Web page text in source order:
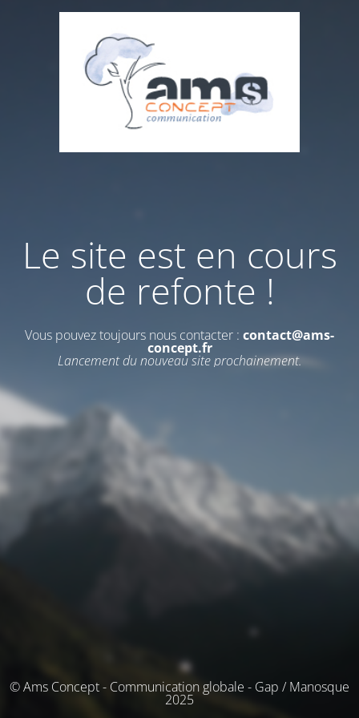
Le site est en cours
de refonte !
Vous pouvez toujours nous contacter : contact@ams-
concept.fr
Lancement du nouveau site prochainement.
© Ams Concept - Communication globale - Gap / Manosque
2025